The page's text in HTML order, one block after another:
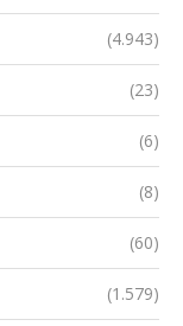
(4.943)
(23)
(6)
(8)
(60)
(1.579)